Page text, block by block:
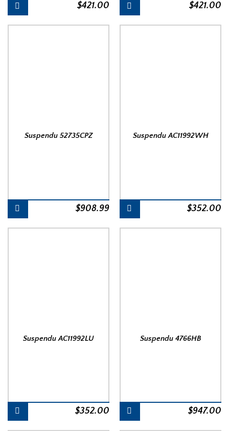
$421.00 $421.00
Suspendu 52735CPZ
$908.99
Suspendu AC11992WH
$352.00
Suspendu AC11992LU
$352.00
Suspendu 4766HB
$947.00